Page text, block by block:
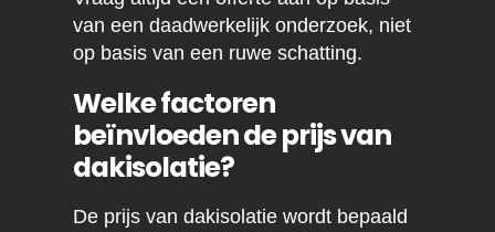
van een daadwerkelijk onderzoek, niet
op basis van een ruwe schatting.
Welke factoren
beïnvloeden de prijs van
dakisolatie?
De prijs van dakisolatie wordt bepaald